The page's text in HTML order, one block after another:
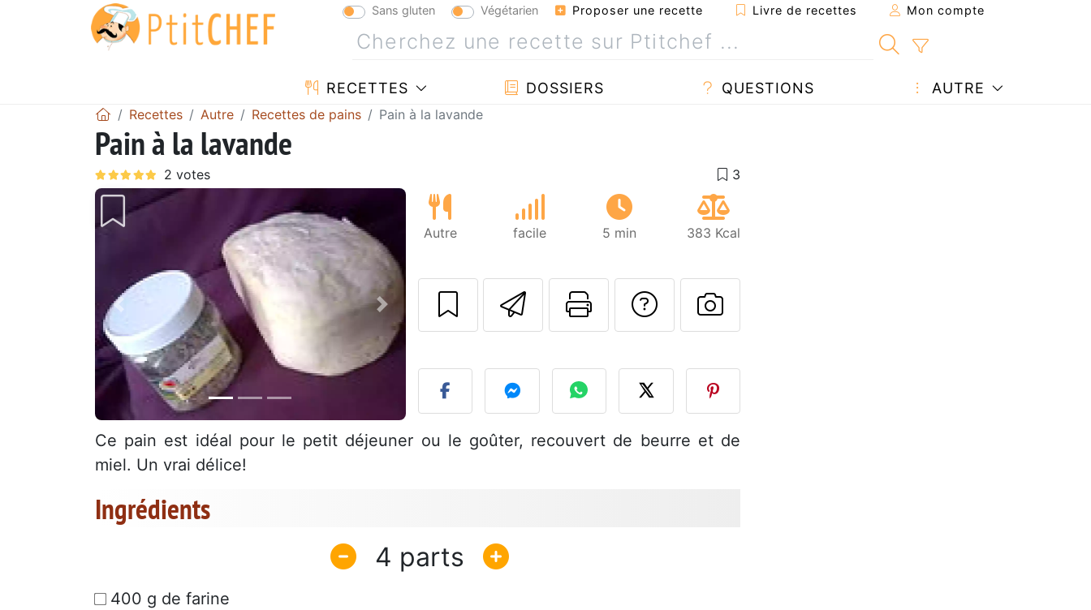
Sans gluten Végétarien Proposer une recette Livre de recettes Mon compte
RECETTES DOSSIERS QUESTIONS AUTRE
Recettes Autre Recettes de pains Pain à la lavande
Pain à la lavande
Précédent Suivant
Autre facile 5 min 383 Kcal
Envoyer cette recette à un ami
Imprimer cette page
Poser une question à l'auteur
Publier votre photo de cette
Ce pain est idéal pour le petit déjeuner ou le goûter, recouvert de beurre et de
miel. Un vrai délice!
Ingrédients
4
400 g de farine